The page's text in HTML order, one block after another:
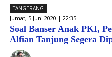
TANGERANG
Jumat, 5 Juni 2020 | 22:35
Soal Banser Anak PKI,
Alfian Tanjung Segera